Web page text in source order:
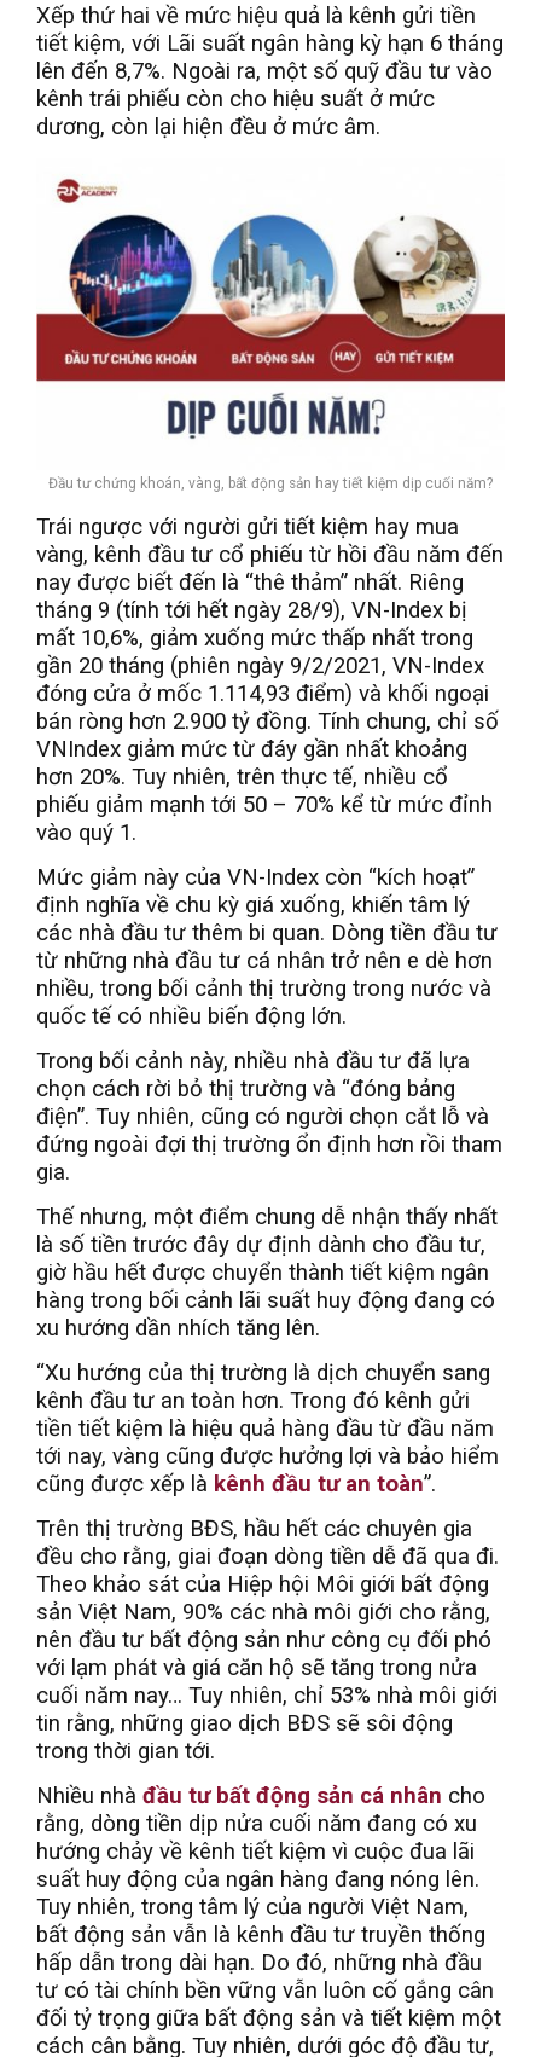
Xếp thứ hai về mức hiệu quả là kênh gửi tiền
tiết kiệm, với Lãi suất ngân hàng kỳ hạn 6 tháng
lên đến 8,7%. Ngoài ra, một số quỹ đầu tư vào
kênh trái phiếu còn cho hiệu suất ở mức
dương, còn lại hiện đều ở mức âm.
Đầu tư chứng khoán, vàng, bất động sản hay tiết kiệm dịp cuối năm?
Trái ngược với người gửi tiết kiệm hay mua
vàng, kênh đầu tư cổ phiếu từ hồi đầu năm đến
nay được biết đến là “thê thảm” nhất. Riêng
tháng 9 (tính tới hết ngày 28/9), VN-Index bị
mất 10,6%, giảm xuống mức thấp nhất trong
gần 20 tháng (phiên ngày 9/2/2021, VN-Index
đóng cửa ở mốc 1.114,93 điểm) và khối ngoại
bán ròng hơn 2.900 tỷ đồng. Tính chung, chỉ số
VNIndex giảm mức từ đáy gần nhất khoảng
hơn 20%. Tuy nhiên, trên thực tế, nhiều cổ
phiếu giảm mạnh tới 50 – 70% kể từ mức đỉnh
vào quý 1.
Mức giảm này của VN-Index còn “kích hoạt”
định nghĩa về chu kỳ giá xuống, khiến tâm lý
các nhà đầu tư thêm bi quan. Dòng tiền đầu tư
từ những nhà đầu tư cá nhân trở nên e dè hơn
nhiều, trong bối cảnh thị trường trong nước và
quốc tế có nhiều biến động lớn.
Trong bối cảnh này, nhiều nhà đầu tư đã lựa
chọn cách rời bỏ thị trường và “đóng bảng
điện”. Tuy nhiên, cũng có người chọn cắt lỗ và
đứng ngoài đợi thị trường ổn định hơn rồi tham
gia.
Thế nhưng, một điểm chung dễ nhận thấy nhất
là số tiền trước đây dự định dành cho đầu tư,
giờ hầu hết được chuyển thành tiết kiệm ngân
hàng trong bối cảnh lãi suất huy động đang có
xu hướng dần nhích tăng lên.
“Xu hướng của thị trường là dịch chuyển sang
kênh đầu tư an toàn hơn. Trong đó kênh gửi
tiền tiết kiệm là hiệu quả hàng đầu từ đầu năm
tới nay, vàng cũng được hưởng lợi và bảo hiểm
cũng được xếp là kênh đầu tư an toàn”.
Trên thị trường BĐS, hầu hết các chuyên gia
đều cho rằng, giai đoạn dòng tiền dễ đã qua đi.
Theo khảo sát của Hiệp hội Môi giới bất động
sản Việt Nam, 90% các nhà môi giới cho rằng,
nên đầu tư bất động sản như công cụ đối phó
với lạm phát và giá căn hộ sẽ tăng trong nửa
cuối năm nay… Tuy nhiên, chỉ 53% nhà môi giới
tin rằng, những giao dịch BĐS sẽ sôi động
trong thời gian tới.
Nhiều nhà đầu tư bất động sản cá nhân cho
rằng, dòng tiền dịp nửa cuối năm đang có xu
hướng chảy về kênh tiết kiệm vì cuộc đua lãi
suất huy động của ngân hàng đang nóng lên.
Tuy nhiên, trong tâm lý của người Việt Nam,
bất động sản vẫn là kênh đầu tư truyền thống
hấp dẫn trong dài hạn. Do đó, những nhà đầu
tư có tài chính bền vững vẫn luôn cố gắng cân
đối tỷ trọng giữa bất động sản và tiết kiệm một
cách cân bằng. Tuy nhiên, dưới góc độ đầu tư,